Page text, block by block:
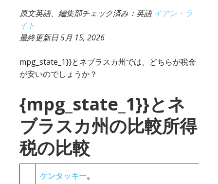
原文英語、編集部チェック済み：英語イアン・ラ
イト
最終更新日5月 15, 2026
mpg_state_1}}とネブラスカ州では、どちらが税金
が安いのでしょうか？
{mpg_state_1}}とネ
ブラスカ州の比較所得
税の比較
ケンタッキー。